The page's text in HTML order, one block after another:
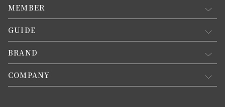
MEMBER
マイページ
新規会員登録
会員規約について
GUIDE
お買い物ガイド
会員登録について
BRAND
コンセプト
COMPANY